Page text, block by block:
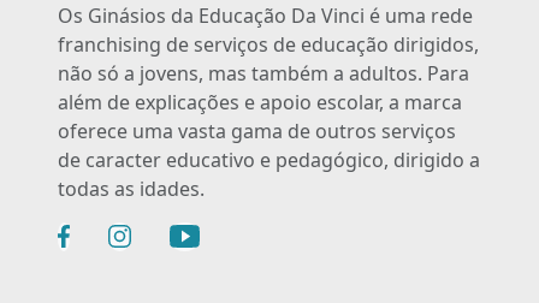
Os Ginásios da Educação Da Vinci é uma rede
franchising de serviços de educação dirigidos,
não só a jovens, mas também a adultos. Para
além de explicações e apoio escolar, a marca
oferece uma vasta gama de outros serviços
de caracter educativo e pedagógico, dirigido a
todas as idades.